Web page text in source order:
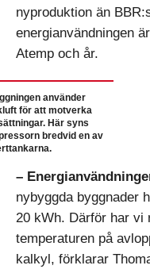
nyproduktion än
energianvändningen
Atemp och år.
använder
för att motverka
Här syns
bredvid en av
–
nybyggda byggnader
20 kWh. Därför har vi
temperaturen på
kalkyl, förklarar